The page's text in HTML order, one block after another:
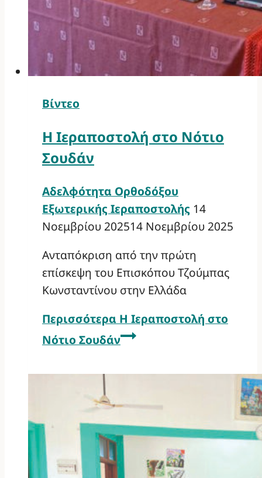
Βίντεο
Η Ιεραποστολή στο Νότιο
Σουδάν
Αδελφότητα Ορθοδόξου
Εξωτερικής Ιεραποστολής 14
Νοεμβρίου 202514 Νοεμβρίου 2025
Ανταπόκριση από την πρώτη
επίσκεψη του Επισκόπου Τζούμπας
Κωνσταντίνου στην Ελλάδα
Περισσότερα Η Ιεραποστολή στο
Νότιο Σουδάν